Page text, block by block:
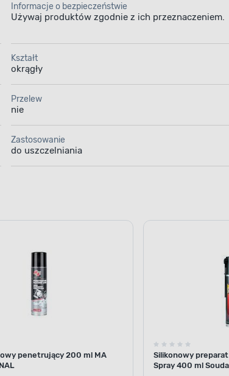
Informacje o bezpieczeństwie
Używaj produktów zgodnie z ich przeznaczeniem.
Kształt
okrągły
Przelew
nie
Zastosowanie
do uszczelniania
penetrujący 200 ml MA
Silikonowy
Spray 400 ml